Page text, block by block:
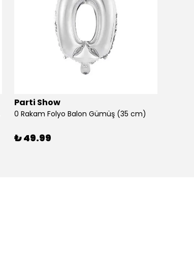
Parti Show
0 Rakam Folyo Balon Gümüş (35 cm)
₺ 49.99